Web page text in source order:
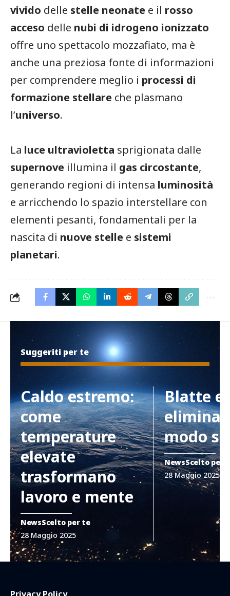
vivido delle stelle neonate e il rosso
acceso delle nubi di idrogeno ionizzato
offre uno spettacolo mozzafiato, ma è
anche una preziosa fonte di informazioni
per comprendere meglio i processi di
formazione stellare che plasmano
l’universo.
La luce ultravioletta sprigionata dalle
supernove illumina il gas circostante,
generando regioni di intensa luminosità
e arricchendo lo spazio interstellare con
elementi pesanti, fondamentali per la
nascita di nuove stelle e sistemi
planetari.
Suggeriti per te
Caldo estremo:
come
temperature
elevate
trasformano
lavoro e mente
NewsScelto per te
28 Maggio 2025
Blatte e
modo
NewsScelto per
28 Maggio 2025